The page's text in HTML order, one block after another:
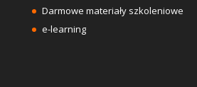
Darmowe materiały szkoleniowe
e-learning